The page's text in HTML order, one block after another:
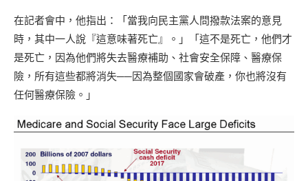
在記者會中，他指出：「當我向民主黨人問撥款法案的意見
時，其中一人說『這意味著死亡』。」「這不是死亡，他們才
是死亡，因為他們將失去醫療補助、社會安全保障、醫療保
險，所有這些都將消失──因為整個國家會破產，你也將沒有
任何醫療保險。」